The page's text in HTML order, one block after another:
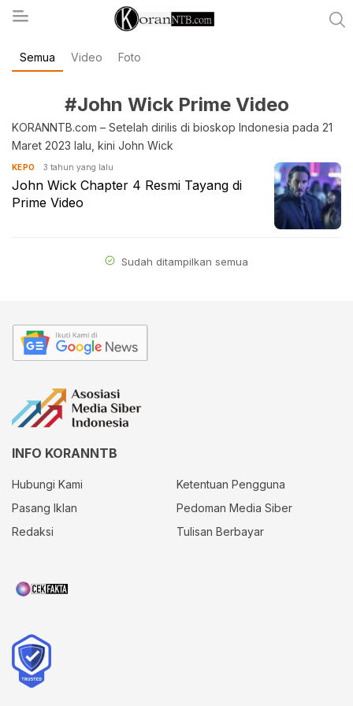
koranntb.com
Semua Video Foto
#John Wick Prime Video
KORANNTB.com – Setelah dirilis di bioskop Indonesia pada 21
Maret 2023 lalu, kini John Wick
KEPO 3 tahun yang lalu
John Wick Chapter 4 Resmi Tayang di
Prime Video
Sudah ditampilkan semua
INFO KORANNTB
Hubungi Kami
Ketentuan Pengguna
Pasang Iklan
Pedoman Media Siber
Redaksi
Tulisan Berbayar